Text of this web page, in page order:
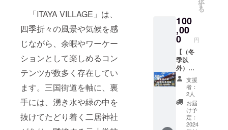
「ITAYA VILLAGE」は、
四季折々の風景や気候を感
じながら、余暇やワーケー
ションとして楽しめるコン
テンツが数多く存在してい
ます。三国街道を軸に、裏
手には、湧き水や緑の中を
抜けてたどり着く二居神社
メール
でご連
絡致し
ます。
・場
所：
THE
ITAYA
・有効
期間：
受取り
日から1
年間
いま
す。 ・
相談時
間は3時
間程度
を想定
してい
ます。
・日程
は後日
メール
にてや
りとり
をして
～5月上
援をい
ただい
た後
に、運
営側か
らのご
案内に
より、
今後の
ご利用
の予約
をお願
いしま
す。 ・
成後のA
優先予
約権で
す。こ
のリ
ターン
を支援
してく
れた方
は、宿
完成後
に宿泊
費100円
で予約
可能で
す
る
100
,00
0 円
【（冬
季以
外）１
棟まる
ごと１
日優先
予約権
（フジ
ロッ
ク、長
支援
者：
2人
お届
け予
定：
2024